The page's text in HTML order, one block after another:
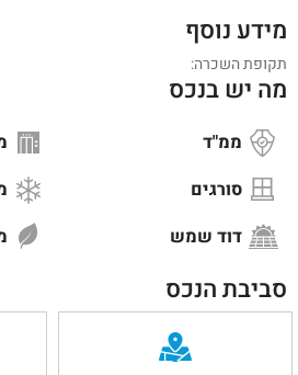
מידע נוסף
תקופת השכרה:
מה יש בנכס
ממ"ד
סורגים
דוד שמש
סביבת הנכס